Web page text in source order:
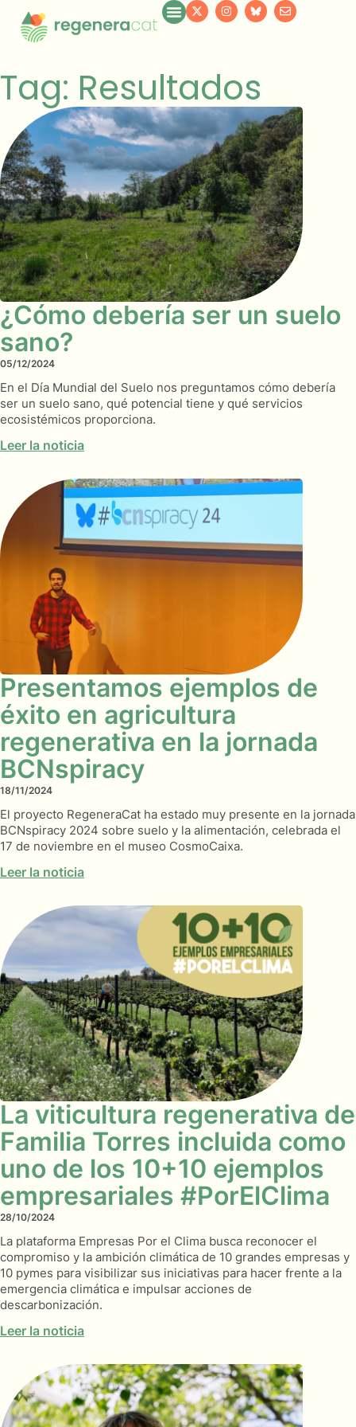
Tag: Resultados
¿Cómo debería ser un suelo
sano?
05/12/2024
En el Día Mundial del Suelo nos preguntamos cómo debería
ser un suelo sano, qué potencial tiene y qué servicios
ecosistémicos proporciona.
Leer la noticia
Presentamos ejemplos de
éxito en agricultura
regenerativa en la jornada
BCNspiracy
18/11/2024
El proyecto RegeneraCat ha estado muy presente en la jornada
BCNspiracy 2024 sobre suelo y la alimentación, celebrada el
17 de noviembre en el museo CosmoCaixa.
Leer la noticia
La viticultura regenerativa de
Familia Torres incluida como
uno de los 10+10 ejemplos
empresariales #PorElClima
28/10/2024
La plataforma Empresas Por el Clima busca reconocer el
compromiso y la ambición climática de 10 grandes empresas y
10 pymes para visibilizar sus iniciativas para hacer frente a la
emergencia climática e impulsar acciones de
descarbonización.
Leer la noticia